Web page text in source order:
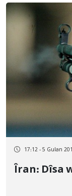
17:12 - 5 Gulan
Îran: Dîsa